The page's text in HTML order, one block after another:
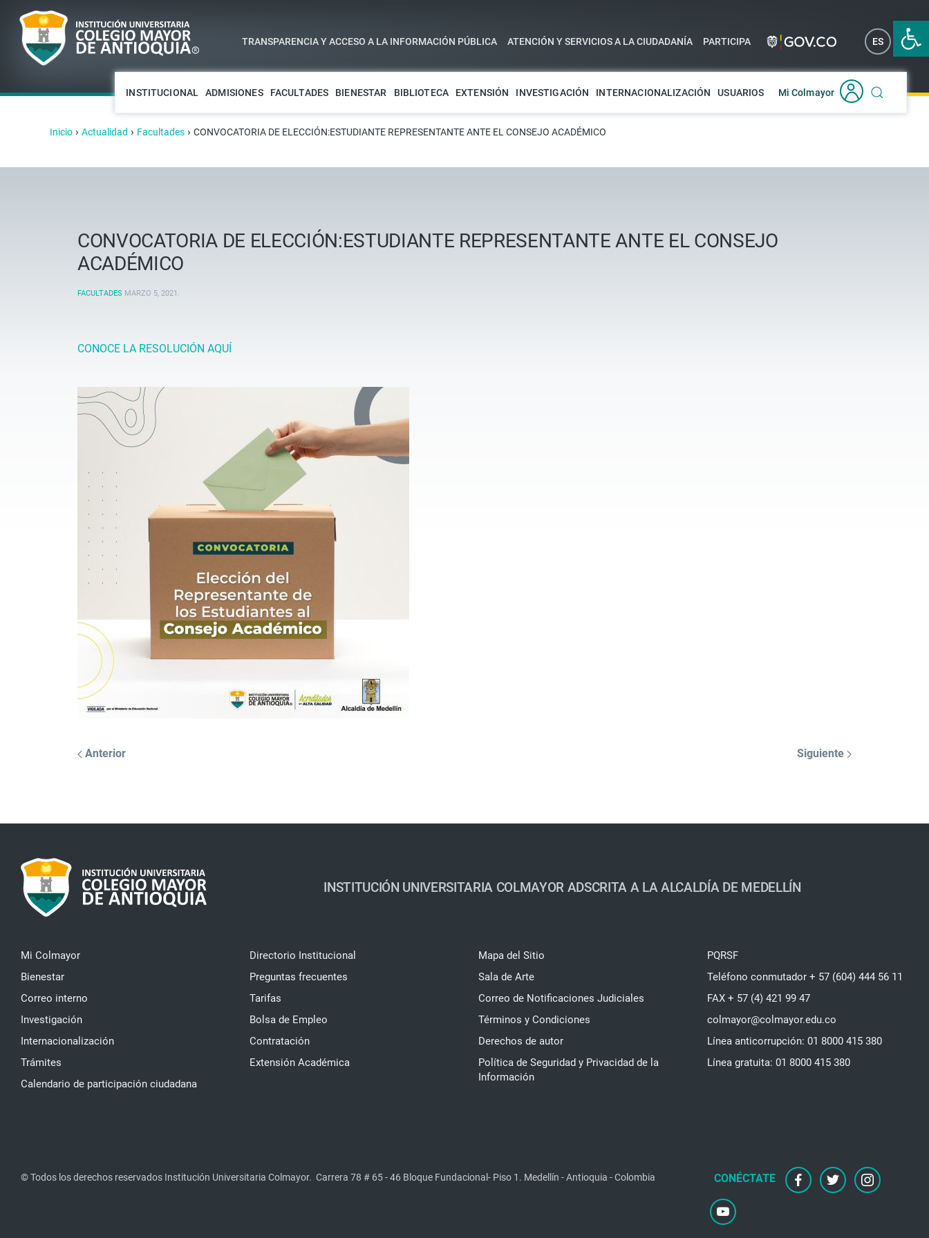
Abrir
TRANSPARENCIA Y ACCESO A LA INFORMACIÓN PÚBLICA ATENCIÓN Y SERVICIOS A LA CIUDADANÍA PARTICIPA ES EN
INSTITUCIONAL ADMISIONES FACULTADES BIENESTAR BIBLIOTECA EXTENSIÓN INVESTIGACIÓN INTERNACIONALIZACIÓN USUARIOS Mi Colmayor
Inicio › Actualidad › Facultades › CONVOCATORIA DE ELECCIÓN:ESTUDIANTE REPRESENTANTE ANTE EL CONSEJO ACADÉMICO
CONVOCATORIA DE ELECCIÓN:ESTUDIANTE REPRESENTANTE ANTE EL CONSEJO
ACADÉMICO
FACULTADES MARZO 5, 2021 .
CONOCE LA RESOLUCIÓN AQUÍ
Anterior Siguiente
INSTITUCIÓN UNIVERSITARIA COLMAYOR ADSCRITA A LA ALCALDÍA DE MEDELLÍN
Mi Colmayor
Bienestar
Correo interno
Investigación
Internacionalización
Trámites
Calendario de participación ciudadana
Directorio Institucional
Preguntas frecuentes
Tarifas
Bolsa de Empleo
Contratación
Extensión Académica
Mapa del Sitio
Sala de Arte
Correo de Notificaciones Judiciales
Términos y Condiciones
Derechos de autor
Política de Seguridad y Privacidad de la
Información
PQRSF
Teléfono conmutador + 57 (604) 444 56 11
FAX + 57 (4) 421 99 47
colmayor@colmayor.edu.co
Línea anticorrupción: 01 8000 415 380
Línea gratuita: 01 8000 415 380
© Todos los derechos reservados Institución Universitaria Colmayor. Carrera 78 # 65 - 46 Bloque Fundacional- Piso 1. Medellín - Antioquia - Colombia facebooktwitter instagram
youtube